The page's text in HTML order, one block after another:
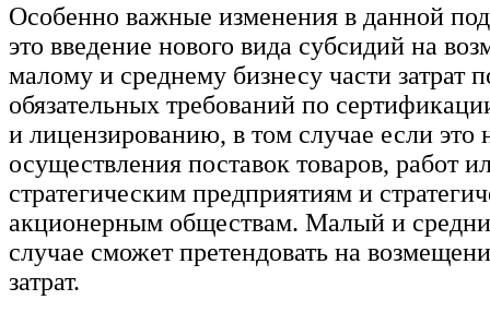
Особенно важные изменения в данной
это введение нового вида субсидий на
малому и среднему бизнесу части затрат
обязательных требований по
и лицензированию, в том случае если это
осуществления поставок товаров, работ
стратегическим предприятиям и
акционерным обществам. Малый и
случае сможет претендовать на
затрат.